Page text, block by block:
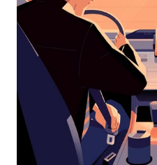
并
期。
按
退